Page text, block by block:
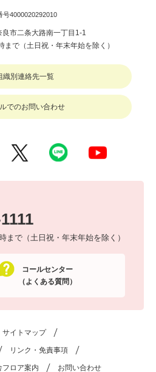
号4000020292010
市二条大路南一丁目1-1
で（土日祝・年末年始を除く）
織別連絡先一覧
でのお問い合わせ
まで（土日祝・年末年始を除く）
コールセンター
（よくある質問）
サイトマップ
リンク・免責事項
フロア案内 お問い合わせ